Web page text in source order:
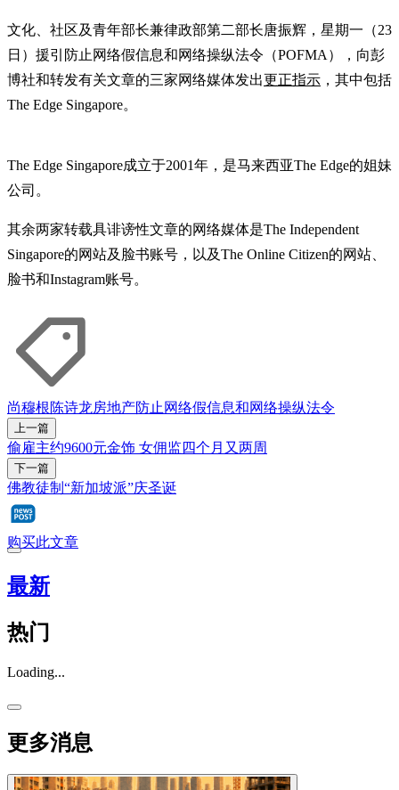
文化、社区及青年部长兼律政部第二部长唐振辉，星期一（23
日）援引防止网络假信息和网络操纵法令（POFMA），向彭
博社和转发有关文章的三家网络媒体发出更正指示 ，其中包括
The Edge Singapore。
The Edge Singapore成立于2001年，是马来西亚The Edge的姐妹
公司。
其余两家转载具诽谤性文章的网络媒体是The Independent
Singapore的网站及脸书账号，以及The Online Citizen的网站、
脸书和Instagram账号。
尚穆根陈诗龙房地产防止网络假信息和网络操纵法令
上一篇
偷雇主约9600元金饰 女佣监四个月又两周
下一篇
佛教徒制“新加坡派”庆圣诞
购买此文章
最新
热门
Loading...
更多消息